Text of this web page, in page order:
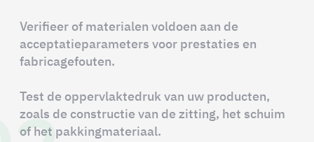
Verifieer of materialen voldoen aan de
acceptatieparameters voor prestaties en
fabricagefouten.
Test de oppervlaktedruk van uw producten,
zoals de constructie van de zitting, het schuim
of het pakkingmateriaal.